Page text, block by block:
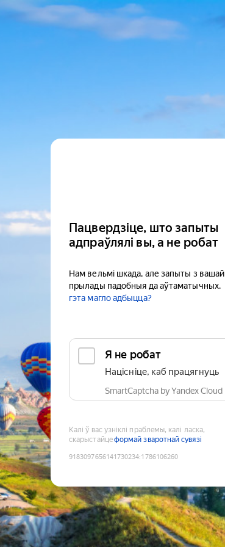
Пацвердзіце, што запыты
адпраўлялі вы, а не робат
Нам вельмі шкада, але запыты з вашай
прылады падобныя да аўтаматычных.
гэта магло адбыцца?
Я не робат
Націсніце, каб працягнуць
SmartCaptcha by Yandex Cloud
Калі ў вас узніклі праблемы, калі ласка,
скарыстайцеформай зваротнай сувязі
9183097656141730234:1786106260